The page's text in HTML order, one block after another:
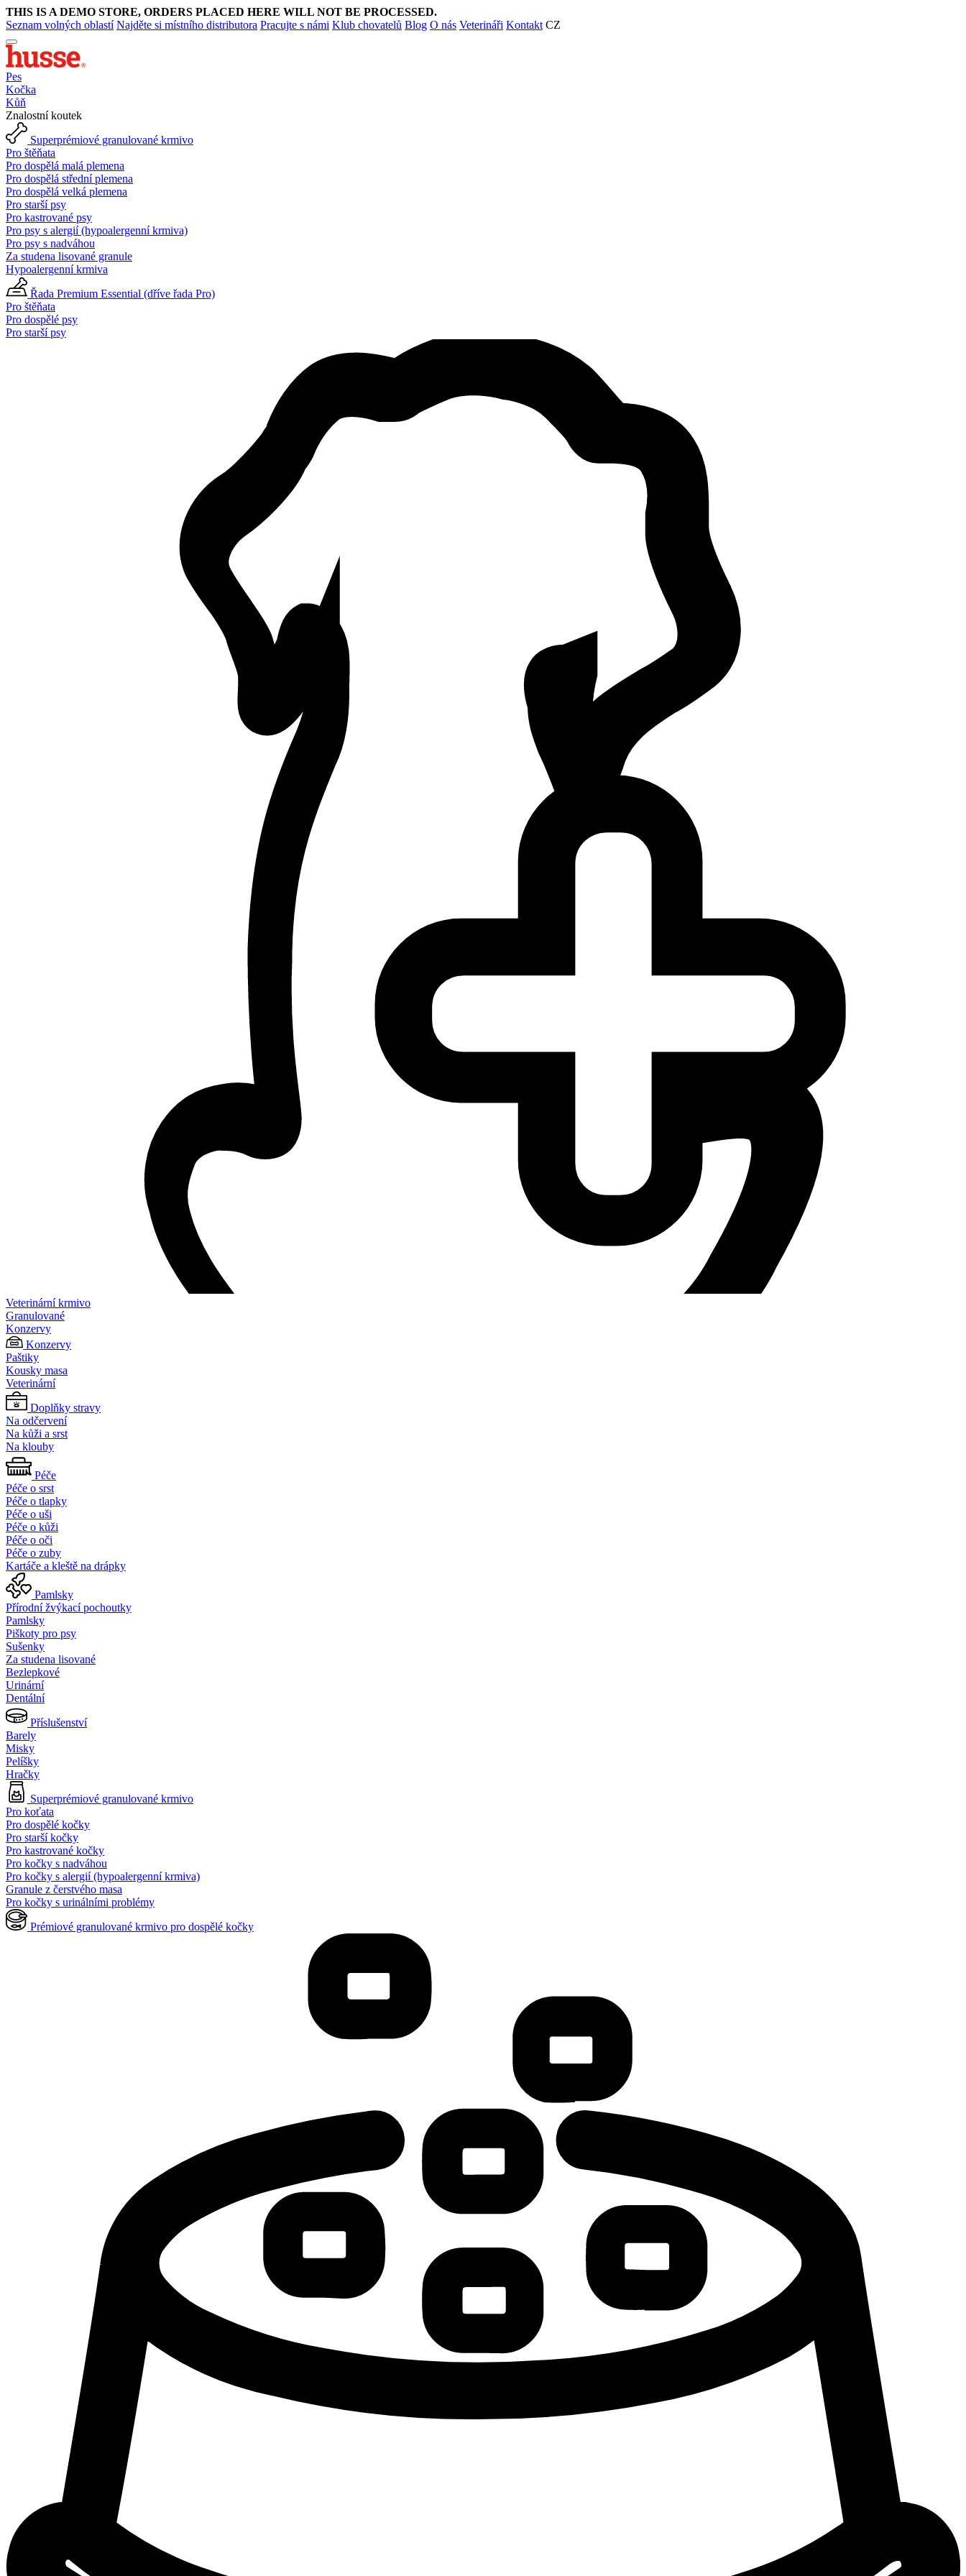
THIS IS A DEMO STORE, ORDERS PLACED HERE WILL NOT BE PROCESSED.
Seznam volných oblastí Najděte si místního distributora Pracujte s námi Klub chovatelů Blog O nás Veterináři Kontakt CZ
Pes
Kočka
Kůň
Znalostní koutek
Superprémiové granulované krmivo
Pro štěňata
Pro dospělá malá plemena
Pro dospělá střední plemena
Pro dospělá velká plemena
Pro starší psy
Pro kastrované psy
Pro psy s alergií (hypoalergenní krmiva)
Pro psy s nadváhou
Za studena lisované granule
Hypoalergenní krmiva
Řada Premium Essential (dříve řada Pro)
Pro štěňata
Pro dospělé psy
Pro starší psy
Veterinární krmivo
Granulované
Konzervy
Konzervy
Paštiky
Kousky masa
Veterinární
Doplňky stravy
Na odčervení
Na kůži a srst
Na klouby
Péče
Péče o srst
Péče o tlapky
Péče o uši
Péče o kůži
Péče o oči
Péče o zuby
Kartáče a kleště na drápky
Pamlsky
Přírodní žvýkací pochoutky
Pamlsky
Piškoty pro psy
Sušenky
Za studena lisované
Bezlepkové
Urinární
Dentální
Příslušenství
Barely
Misky
Pelíšky
Hračky
Superprémiové granulované krmivo
Pro koťata
Pro dospělé kočky
Pro starší kočky
Pro kastrované kočky
Pro kočky s nadváhou
Pro kočky s alergií (hypoalergenní krmiva)
Granule z čerstvého masa
Pro kočky s urinálními problémy
Prémiové granulované krmivo pro dospělé kočky